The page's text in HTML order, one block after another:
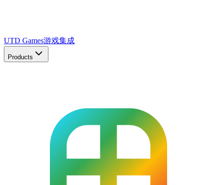
UTD Games游戏集成
Products